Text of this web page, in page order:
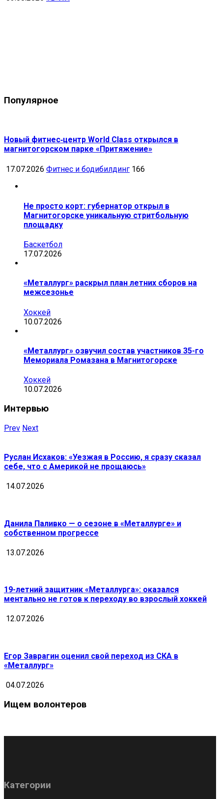
Популярное
Новый фитнес‑центр World Class открылся в
магнитогорском парке «Притяжение»
17.07.2026 Фитнес и бодибилдинг 166
Не просто корт: губернатор открыл в
Магнитогорске уникальную стритбольную
площадку
Баскетбол
17.07.2026
«Металлург» раскрыл план летних сборов на
межсезонье
Хоккей
10.07.2026
«Металлург» озвучил состав участников 35-го
Мемориала Ромазана в Магнитогорске
Хоккей
10.07.2026
Интервью
Prev Next
Руслан Исхаков: «Уезжая в Россию, я сразу сказал
себе, что с Америкой не прощаюсь»
14.07.2026
Данила Паливко — о сезоне в «Металлурге» и
собственном прогрессе
13.07.2026
19-летний защитник «Металлурга»: оказался
ментально не готов к переходу во взрослый хоккей
12.07.2026
Егор Заврагин оценил свой переход из СКА в
«Металлург»
04.07.2026
Ищем волонтеров
Категории